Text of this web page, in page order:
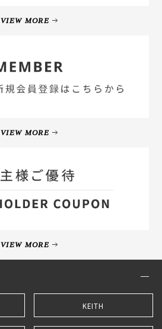
VIEW MORE
VIEW MORE
VIEW MORE
KEITH